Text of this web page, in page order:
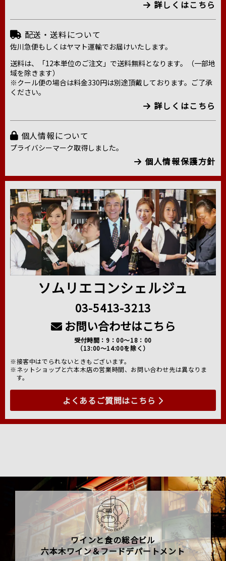
詳しくはこちら
配送・送料について
佐川急便もしくはヤマト運輸でお届けいたします。
送料は、「12本単位のご注文」で送料無料となります。（一部地
域を除きます）
※クール便の場合は料金330円は別途頂戴しております。ご了承
ください。
詳しくはこちら
個人情報について
プライバシーマーク取得しました。
個人情報保護方針
ソムリエコンシェルジュ
03-5413-3213
お問い合わせはこちら
受付時間：9：00～18：00
（13:00～14:00を除く）
※接客中はでられないときもございます。
※ネットショップと六本木店の営業時間、お問い合わせ先は異なりま
す。
よくあるご質問はこちら
ワインと食の総合ビル
六本木ワイン＆フードデパートメント